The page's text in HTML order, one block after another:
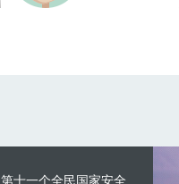
第十一个全民国家安全